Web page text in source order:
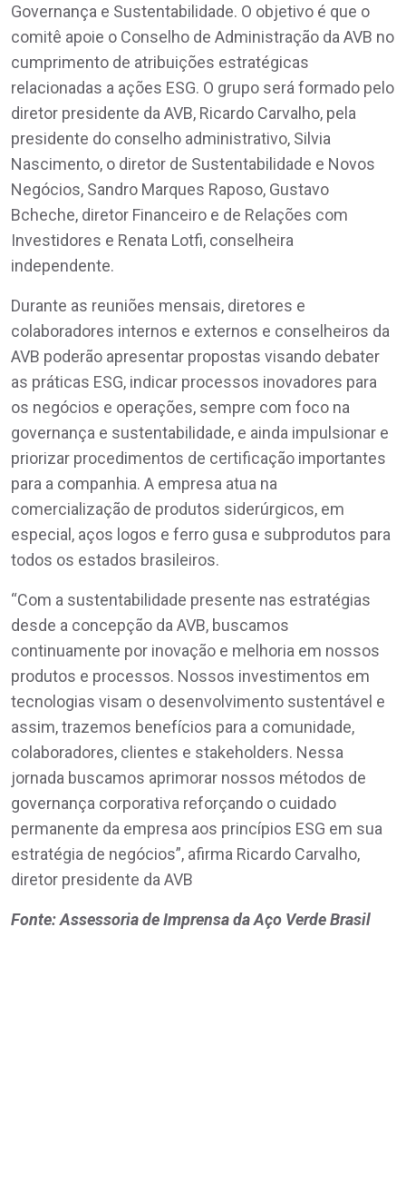
Governança e Sustentabilidade. O objetivo é que o
comitê apoie o Conselho de Administração da AVB no
cumprimento de atribuições estratégicas
relacionadas a ações ESG. O grupo será formado pelo
diretor presidente da AVB, Ricardo Carvalho, pela
presidente do conselho administrativo, Silvia
Nascimento, o diretor de Sustentabilidade e Novos
Negócios, Sandro Marques Raposo, Gustavo
Bcheche, diretor Financeiro e de Relações com
Investidores e Renata Lotfi, conselheira
independente.
Durante as reuniões mensais, diretores e
colaboradores internos e externos e conselheiros da
AVB poderão apresentar propostas visando debater
as práticas ESG, indicar processos inovadores para
os negócios e operações, sempre com foco na
governança e sustentabilidade, e ainda impulsionar e
priorizar procedimentos de certificação importantes
para a companhia. A empresa atua na
comercialização de produtos siderúrgicos, em
especial, aços logos e ferro gusa e subprodutos para
todos os estados brasileiros.
“Com a sustentabilidade presente nas estratégias
desde a concepção da AVB, buscamos
continuamente por inovação e melhoria em nossos
produtos e processos. Nossos investimentos em
tecnologias visam o desenvolvimento sustentável e
assim, trazemos benefícios para a comunidade,
colaboradores, clientes e stakeholders. Nessa
jornada buscamos aprimorar nossos métodos de
governança corporativa reforçando o cuidado
permanente da empresa aos princípios ESG em sua
estratégia de negócios”, afirma Ricardo Carvalho,
diretor presidente da AVB
Fonte: Assessoria de Imprensa da Aço Verde Brasil